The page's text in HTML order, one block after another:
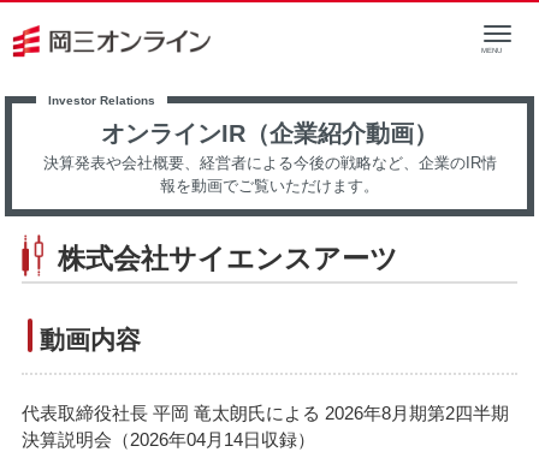
オンラインIR（企業紹介動画）
決算発表や会社概要、経営者による今後の戦略など、企業のIR情
報を動画でご覧いただけます。
株式会社サイエンスアーツ
動画内容
代表取締役社長 平岡 竜太朗氏による 2026年8月期第2四半期
決算説明会（2026年04月14日収録）